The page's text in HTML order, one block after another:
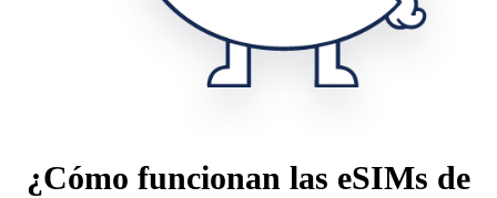
¿Cómo funcionan las eSIMs de